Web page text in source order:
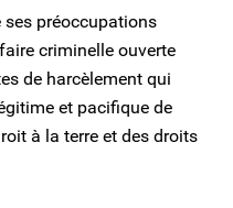
préoccupations
criminelle ouverte
de harcèlement qui
et pacifique de
à la terre et des droits